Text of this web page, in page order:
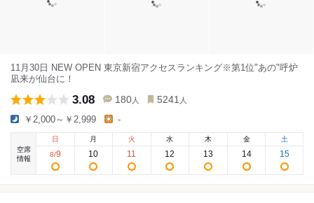
11月30日 NEW OPEN 東京新宿アクセスランキング※第1位"あの"呼炉
凪来が仙台に！
3.08 180 人 5241 人
￥2,000～￥2,999 -
空席
情報
日
8/9
月
10
火
11
水
12
木
13
金
14
土
15